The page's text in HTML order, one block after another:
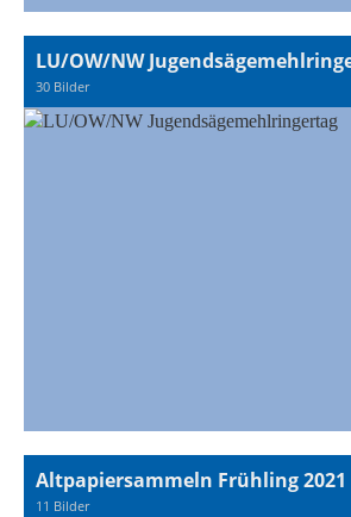
LU/OW/NW
30 Bilder
Altpapiersammeln Frühling 2021
11 Bilder